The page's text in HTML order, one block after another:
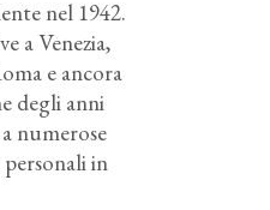
nel 1942.
a Venezia,
e ancora
degli anni
numerose
in